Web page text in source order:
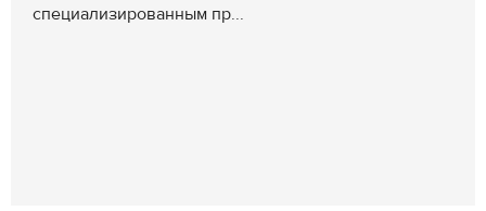
специализированным пр...